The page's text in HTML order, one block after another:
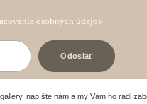
osobných údajov
napíšte nám a my Vám ho radi